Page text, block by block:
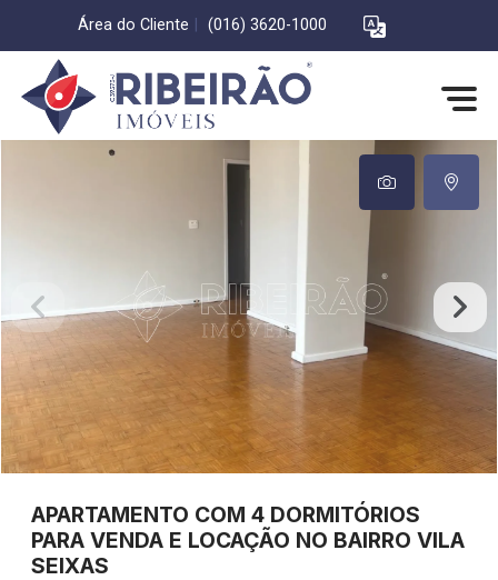
Área do Cliente (016) 3620-1000
APARTAMENTO COM 4 DORMITÓRIOS
PARA VENDA E LOCAÇÃO NO BAIRRO VILA
SEIXAS